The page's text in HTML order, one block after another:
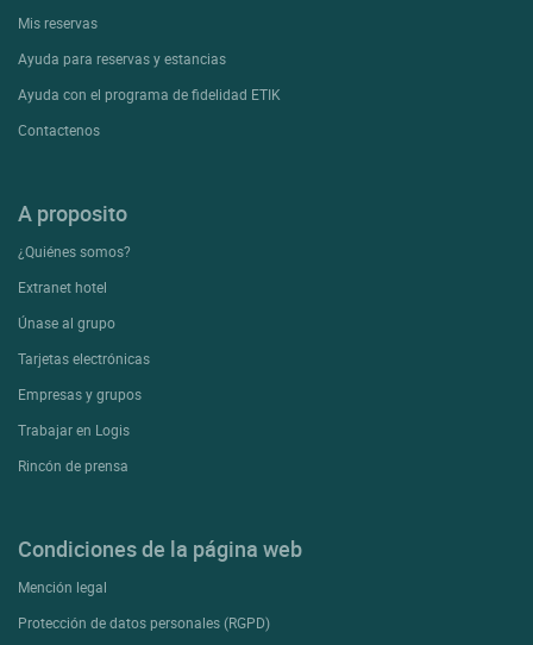
Mis reservas
Ayuda para reservas y estancias
Ayuda con el programa de fidelidad ETIK
Contactenos
A proposito
¿Quiénes somos?
Extranet hotel
Únase al grupo
Tarjetas electrónicas
Empresas y grupos
Trabajar en Logis
Rincón de prensa
Condiciones de la página web
Mención legal
Protección de datos personales (RGPD)